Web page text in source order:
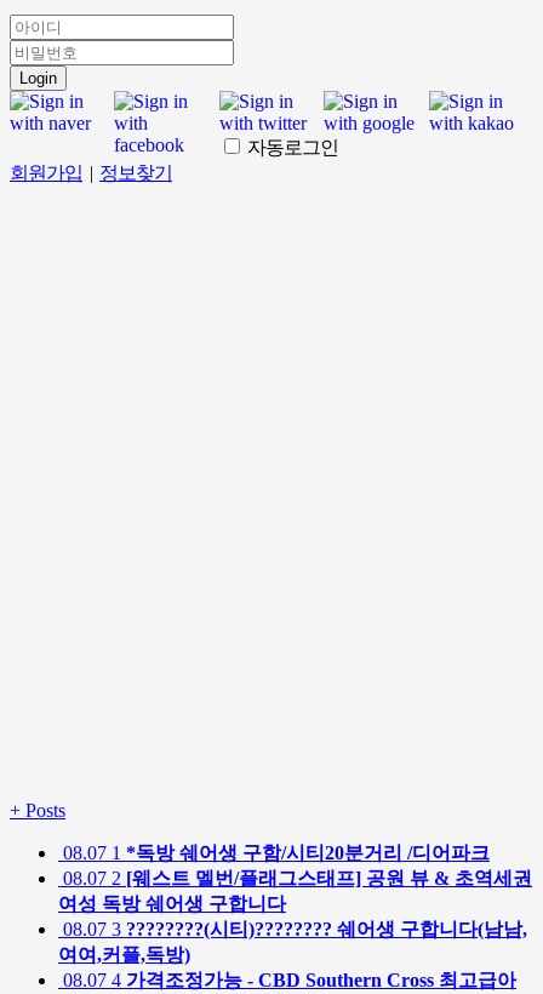
Login
자동로그인
회원가입 | 정보찾기
+ Posts
08.07 1 *독방 쉐어생 구함/시티20분거리 /디어파크
08.07 2 [웨스트 멜번/플래그스태프] 공원 뷰 & 초역세권
여성 독방 쉐어생 구합니다
08.07 3 ????????(시티)???????? 쉐어생 구합니다(남남,
여여,커플,독방)
08.07 4 가격조정가능 - CBD Southern Cross 최고급아